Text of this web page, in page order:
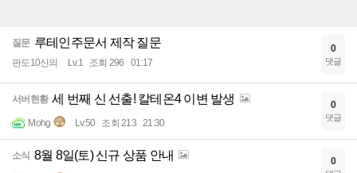
질문 루테인주문서 제작 질문
판도10신의 Lv.1 조회 296 01:17
0
댓글
서버현황 세 번째 신 선출! 칼테온4 이변 발생
Mohg Lv.50 조회 213 21:30
0
댓글
소식 8월 8일(토) 신규 상품 안내 0